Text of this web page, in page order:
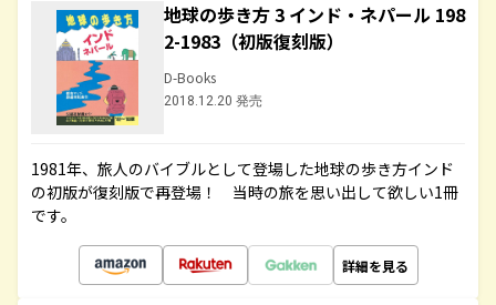
地球の歩き方 3 インド・ネパール 198
2-1983（初版復刻版）
D-Books
2018.12.20 発売
1981年、旅人のバイブルとして登場した地球の歩き方インド
の初版が復刻版で再登場！ 当時の旅を思い出して欲しい1冊
です。
詳細を見る